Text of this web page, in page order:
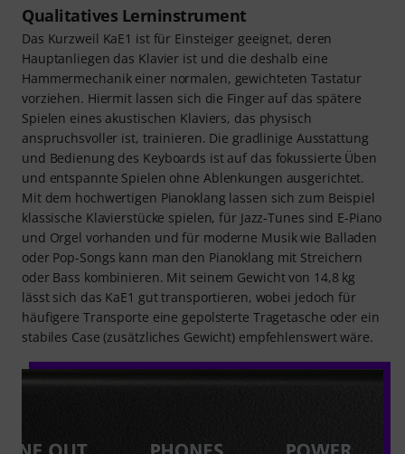
Qualitatives Lerninstrument
Das Kurzweil KaE1 ist für Einsteiger geeignet, deren
Hauptanliegen das Klavier ist und die deshalb eine
Hammermechanik einer normalen, gewichteten Tastatur
vorziehen. Hiermit lassen sich die Finger auf das spätere
Spielen eines akustischen Klaviers, das physisch
anspruchsvoller ist, trainieren. Die gradlinige Ausstattung
und Bedienung des Keyboards ist auf das fokussierte Üben
und entspannte Spielen ohne Ablenkungen ausgerichtet.
Mit dem hochwertigen Pianoklang lassen sich zum Beispiel
klassische Klavierstücke spielen, für Jazz-Tunes sind E-Piano
und Orgel vorhanden und für moderne Musik wie Balladen
oder Pop-Songs kann man den Pianoklang mit Streichern
oder Bass kombinieren. Mit seinem Gewicht von 14,8 kg
lässt sich das KaE1 gut transportieren, wobei jedoch für
häufigere Transporte eine gepolsterte Tragetasche oder ein
stabiles Case (zusätzliches Gewicht) empfehlenswert wäre.